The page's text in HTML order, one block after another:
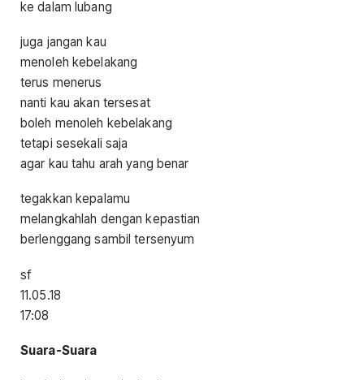
ke dalam lubang
juga jangan kau
menoleh kebelakang
terus menerus
nanti kau akan tersesat
boleh menoleh kebelakang
tetapi sesekali saja
agar kau tahu arah yang benar
tegakkan kepalamu
melangkahlah dengan kepastian
berlenggang sambil tersenyum
sf
11.05.18
17:08
Suara-Suara